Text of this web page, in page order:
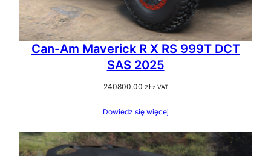
Can-Am Maverick R X RS 999T DCT
SAS 2025
240800,00 zł z VAT
Dowiedz się więcej